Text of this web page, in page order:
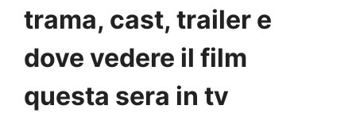
trama, cast, trailer e
dove vedere il film
questa sera in tv